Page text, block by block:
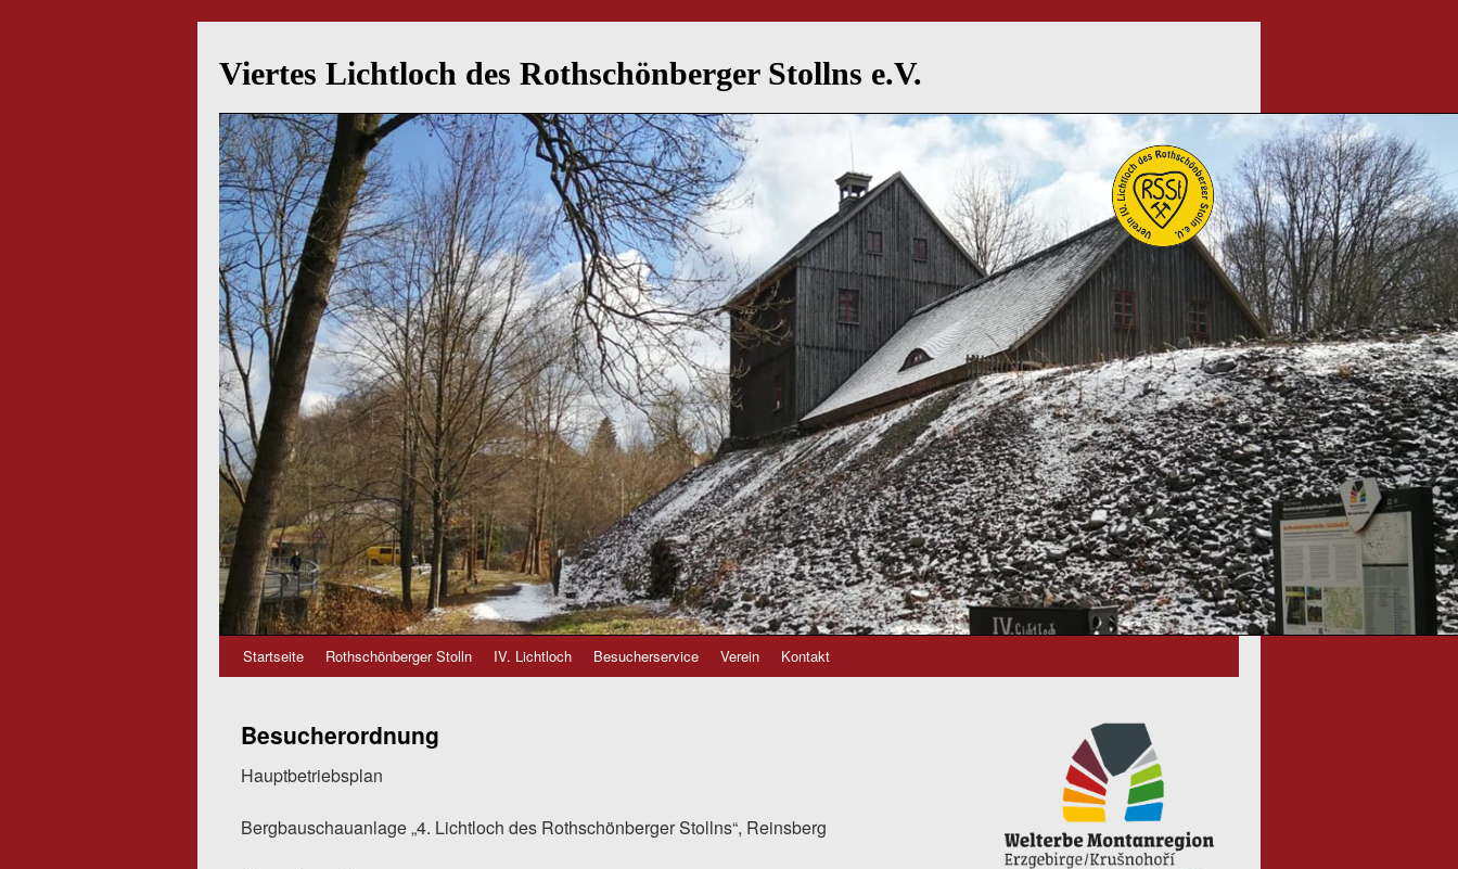
Viertes Lichtloch des Rothschönberger Stollns e.V.
Zum
springen
Startseite Rothschönberger Stolln IV. Lichtloch Besucherservice Verein Kontakt
Besucherordnung
Hauptbetriebsplan
Bergbauschauanlage „4. Lichtloch des Rothschönberger Stollns“, Reinsberg